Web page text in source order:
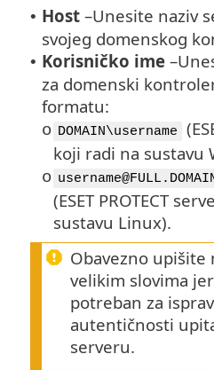
• Host –Unesite naziv
svojeg domenskog
• Korisničko ime –
za domenski
formatu:
o DOMAIN\username
koji radi na sustavu
o
(ESET PROTECT
sustavu Linux).
Obavezno upišite
velikim slovima
potreban za
autentičnosti
serveru.